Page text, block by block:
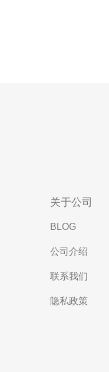
关于公司
BLOG
公司介绍
联系我们
隐私政策